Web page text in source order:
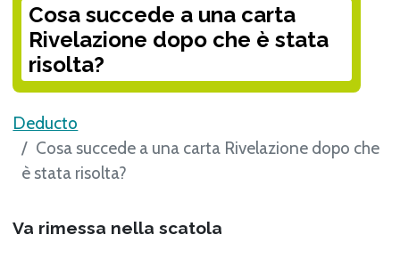
Cosa succede a una carta
Rivelazione dopo che è stata
risolta?
Deducto
Cosa succede a una carta Rivelazione dopo che
è stata risolta?
Va rimessa nella scatola